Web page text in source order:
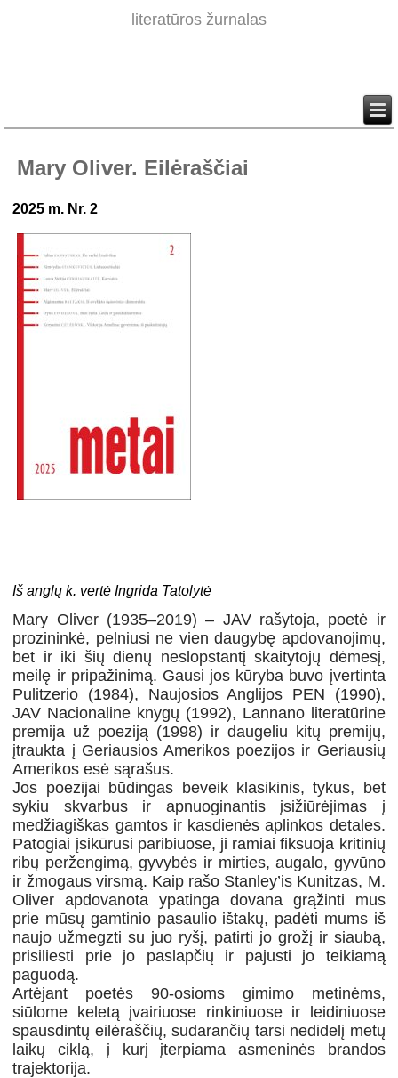
literatūros žurnalas
Mary Oliver. Eilėraščiai
2025 m. Nr. 2
Iš anglų k. vertė Ingrida Tatolytė
Mary Oliver (1935–2019) – JAV rašytoja, poetė ir
prozininkė, pelniusi ne vien daugybę apdovanojimų,
bet ir iki šių dienų neslopstantį skaitytojų dėmesį,
meilę ir pripažinimą. Gausi jos kūryba buvo įvertinta
Pulitzerio (1984), Naujosios Anglijos PEN (1990),
JAV Nacionaline knygų (1992), Lannano literatūrine
premija už poeziją (1998) ir daugeliu kitų premijų,
įtraukta į Geriausios Amerikos poezijos ir Geriausių
Amerikos esė sąrašus.
Jos poezijai būdingas beveik klasikinis, tykus, bet
sykiu skvarbus ir apnuoginantis įsižiūrėjimas į
medžiagiškas gamtos ir kasdienės aplinkos detales.
Patogiai įsikūrusi paribiuose, ji ramiai fiksuoja kritinių
ribų peržengimą, gyvybės ir mirties, augalo, gyvūno
ir žmogaus virsmą. Kaip rašo Stanley’is Kunitzas, M.
Oliver apdovanota ypatinga dovana grąžinti mus
prie mūsų gamtinio pasaulio ištakų, padėti mums iš
naujo užmegzti su juo ryšį, patirti jo grožį ir siaubą,
prisiliesti prie jo paslapčių ir pajusti jo teikiamą
paguodą.
Artėjant poetės 90-osioms gimimo metinėms,
siūlome keletą įvairiuose rinkiniuose ir leidiniuose
spausdintų eilėraščių, sudarančių tarsi nedidelį metų
laikų ciklą, į kurį įterpiama asmeninės brandos
trajektorija.